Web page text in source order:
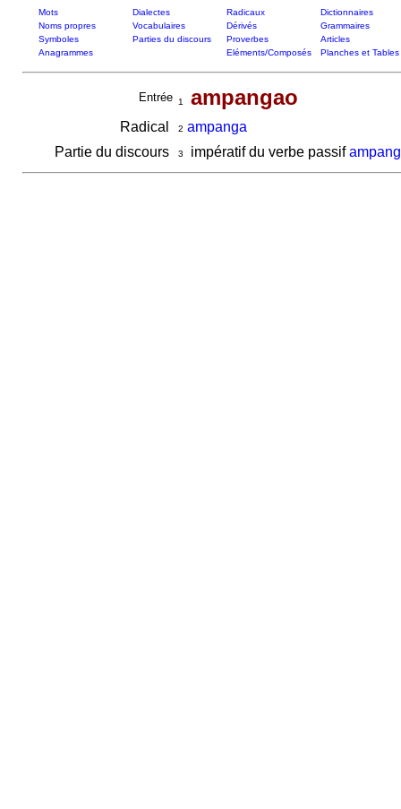
Mots Dialectes Radicaux
Dictionnaires
Noms propres
Vocabulaires Dérivés
Grammaires
Symboles
Parties du discours Proverbes
Articles
Anagrammes
Eléments/Composés Planches et Tables
Entrée 1 ampangao
Radical 2 ampanga
Partie du discours
3 impératif du verbe passif